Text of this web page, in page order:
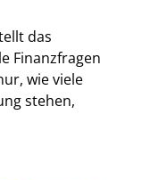
das
Finanzfragen
wie viele
stehen,